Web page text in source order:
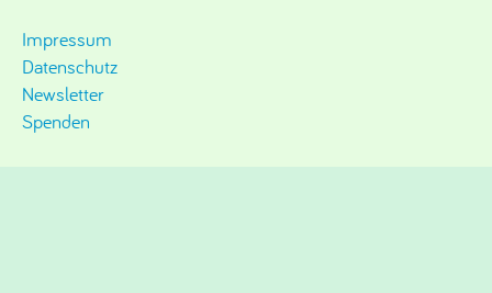
Impressum
Datenschutz
Newsletter
Spenden